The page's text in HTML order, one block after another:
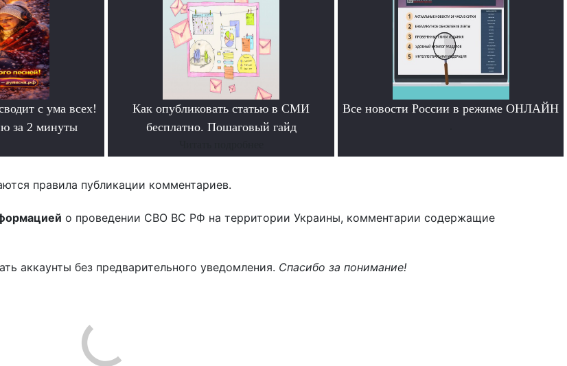
с ума всех!
за 2 минуты
Как опубликовать статью в СМИ
бесплатно. Пошаговый гайд
Все новости России в режиме ОНЛАЙН
правила публикации комментариев.
о проведении СВО ВС РФ на территории Украины, комментарии содержащие
аккаунты без предварительного уведомления. Спасибо за понимание!